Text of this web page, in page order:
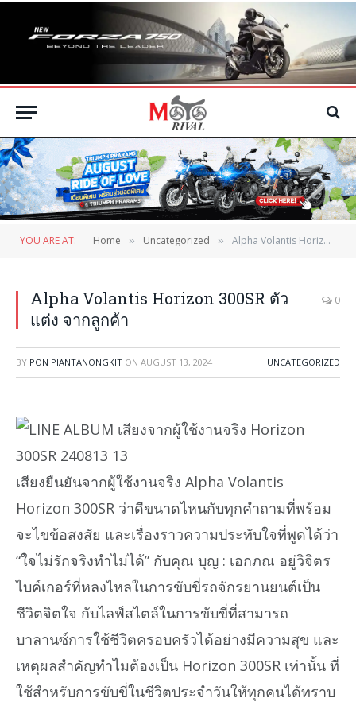
YOU ARE AT: Home » Uncategorized » Alpha Volantis Horizon 300SR ตัวแต่ง จากลูกค้า
Alpha Volantis Horizon 300SR ตัว
แต่ง จากลูกค้า
0
BY PON PIANTANONGKIT ON AUGUST 13, 2024 UNCATEGORIZED
เสียงยืนยันจากผู้ใช้งานจริง Alpha Volantis
Horizon 300SR ว่าดีขนาดไหนกับทุกคำถามที่พร้อม
จะไขข้อสงสัย และเรื่องราวความประทับใจที่พูดได้ว่า
“ใจไม่รักจริงทำไม่ได้” กับคุณ บุญ : เอกภณ อยู่วิจิตร
ไบค์เกอร์ที่หลงไหลในการขับขี่รถจักรยานยนต์เป็น
ชีวิตจิตใจ กับไลฟ์สไตล์ในการขับขี่ที่สามารถ
บาลานซ์การใช้ชีวิตครอบครัวได้อย่างมีความสุข และ
เหตุผลสำคัญทำไมต้องเป็น Horizon 300SR เท่านั้น ที่
ใช้สำหรับการขับขี่ในชีวิตประจำวันให้ทุกคนได้ทราบ